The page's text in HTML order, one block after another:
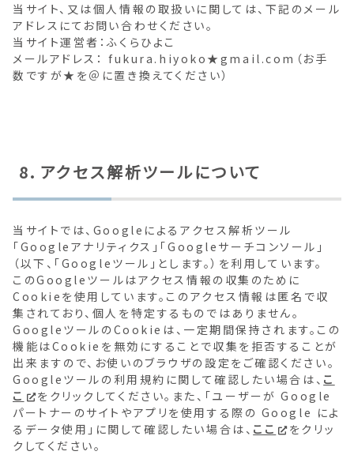
当サイト、又は個人情報の取扱いに関しては、下記のメール
アドレスにてお問い合わせください。
当サイト運営者：ふくらひよこ
メールアドレス： fukura.hiyoko★gmail.com（お手
数ですが★を＠に置き換えてください）
8．アクセス解析ツールについて
当サイトでは、Googleによるアクセス解析ツール
「Googleアナリティクス」「Googleサーチコンソール」
（以下、「Googleツール」とします。）を利用しています。
このGoogleツールはアクセス情報の収集のために
Cookieを使用しています。このアクセス情報は匿名で収
集されており、個人を特定するものではありません。
GoogleツールのCookieは、一定期間保持されます。この
機能はCookieを無効にすることで収集を拒否することが
出来ますので、お使いのブラウザの設定をご確認ください。
Googleツールの利用規約に関して確認したい場合は、 こ
こ
をクリックしてください。また、「ユーザーが Google
パートナーのサイトやアプリを使用する際の Google によ
るデータ使用」に関して確認したい場合は、 ここ
をクリッ
クしてください。